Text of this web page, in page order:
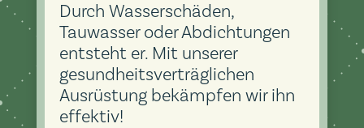
Durch Wasserschäden,
Tauwasser oder Abdichtungen
entsteht er. Mit unserer
gesundheitsverträglichen
Ausrüstung bekämpfen wir ihn
effektiv!